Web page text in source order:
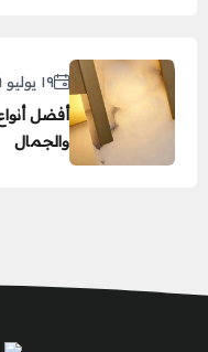
١٩ يوليو ٢٠٢٦
أفضل
والجمال